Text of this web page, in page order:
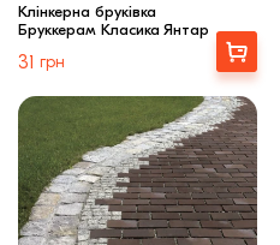
Клінкерна бруківка
Бруккерам Класика Янтар
31 грн
Купити